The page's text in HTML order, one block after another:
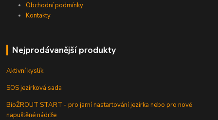
Obchodní podmínky
Kontakty
Nejprodávanější produkty
Aktivní kyslík
SOS jezírková sada
BioŽROUT START - pro jarní nastartování jezírka nebo pro nově
napuštěné nádrže